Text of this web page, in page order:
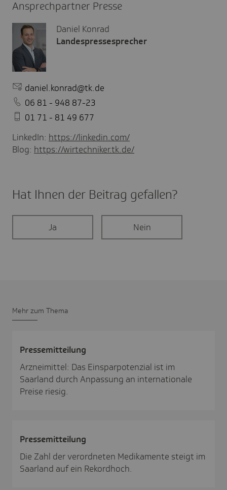
Ansprechpartner Presse
Daniel Konrad
Landespressesprecher
daniel.konrad@tk.de
06 81 - 948 87-23
01 71 - 81 49 677
LinkedIn: https://linkedin.com/
Blog: https://wirtechniker.tk.de/
Hat Ihnen der Beitrag gefal­len?
Ja Nein
Mehr zum Thema
Pres­se­mit­tei­lung
Arzneimittel: Das Einsparpotenzial ist im
Saarland durch Anpassung an internationale
Preise riesig.
Pres­se­mit­tei­lung
Die Zahl der verordneten Medikamente steigt im
Saarland auf ein Rekordhoch.